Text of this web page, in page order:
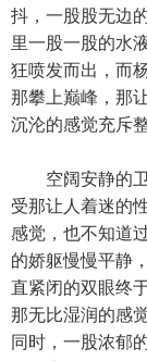
抖，一股股无边
里一股一股的水
狂喷发而出，而
那攀上巅峰，那
沉沦的感觉充斥
空阔安静的卫
受那让人着迷的
感觉，也不知道
的娇躯慢慢平静
直紧闭的双眼终
那无比湿润的感觉
同时，一股浓郁